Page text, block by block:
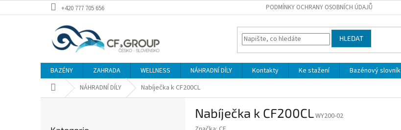
na
+420 777 705 656 PODMÍNKY OCHRANY OSOBNÍCH ÚDAJŮ
HLEDAT
BAZÉNY ZAHRADA WELLNESS NÁHRADNÍ DÍLY Kontakty Ke stažení Bazénový slovník
Domů NÁHRADNÍ DÍLY Nabíječka k CF200CL
Nabíječka k CF200CLWY200-02